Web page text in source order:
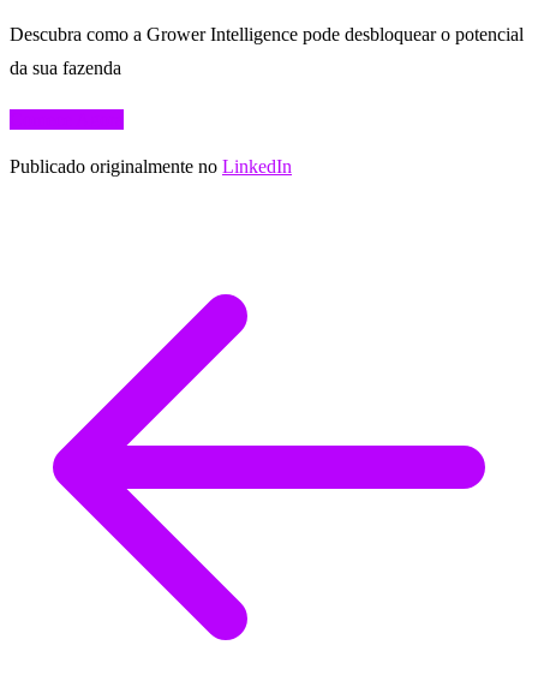
Descubra como a Grower Intelligence pode desbloquear o potencial
da sua fazenda
Publicado originalmente no LinkedIn